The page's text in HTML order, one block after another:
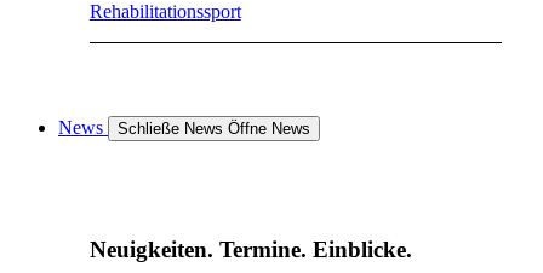
Rehabilitationssport
News Schließe News Öffne News
Neuigkeiten. Termine. Einblicke.